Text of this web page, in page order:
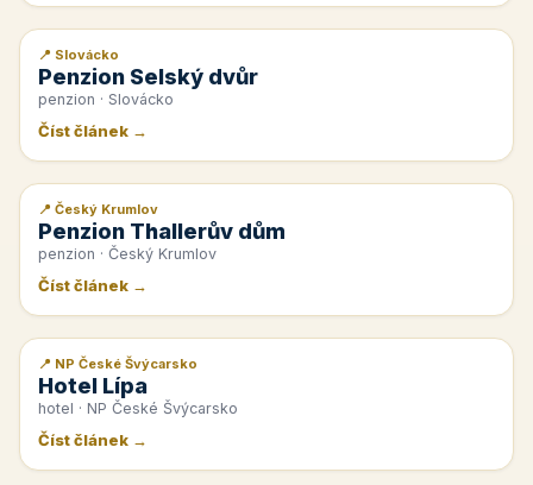
📰 PR článek
📍 Slovácko
Penzion Selský dvůr
penzion · Slovácko
Číst článek →
📰 PR článek
📍 Český Krumlov
Penzion Thallerův dům
penzion · Český Krumlov
Číst článek →
📰 PR článek
📍 NP České Švýcarsko
Hotel Lípa
hotel · NP České Švýcarsko
Číst článek →